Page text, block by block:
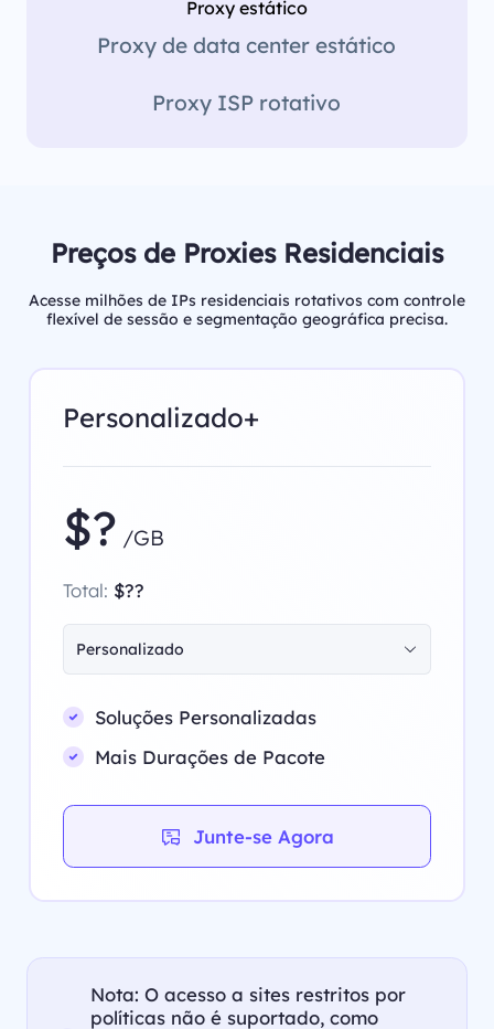
Proxy estático
Proxy de data center estático
Proxy ISP rotativo
Preços de Proxies Residenciais
Acesse milhões de IPs residenciais rotativos com controle
flexível de sessão e segmentação geográfica precisa.
Personalizado+
$? /GB
Total: $??
Personalizado
Soluções Personalizadas
Mais Durações de Pacote
Junte-se Agora
Nota: O acesso a sites restritos por
políticas não é suportado, como